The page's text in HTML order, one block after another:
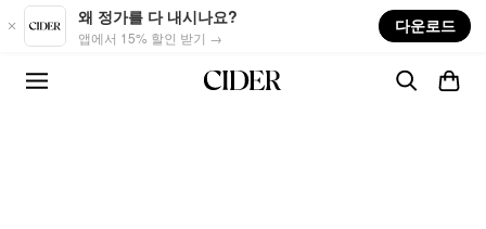
Skip to main content
왜 정가를 다 내시나요?
앱에서 15% 할인 받기 →
다운로드